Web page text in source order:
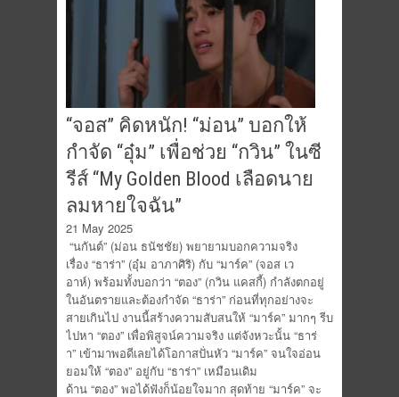
“จอส” คิดหนัก! “ม่อน” บอกให้
กำจัด “อุ๋ม” เพื่อช่วย “กวิน” ในซี
รีส์ “My Golden Blood เลือดนาย
ลมหายใจฉัน”
21 May 2025
“นกันต์” (ม่อน ธนัชชัย) พยายามบอกความจริง
เรื่อง “ธาร่า” (อุ๋ม อาภาศิริ) กับ “มาร์ค” (จอส เว
อาห์) พร้อมทั้งบอกว่า “ตอง” (กวิน แคสกี้) กำลังตกอยู่
ในอันตรายและต้องกำจัด “ธาร่า” ก่อนที่ทุกอย่างจะ
สายเกินไป งานนี้สร้างความสับสนให้ “มาร์ค” มากๆ รีบ
ไปหา “ตอง” เพื่อพิสูจน์ความจริง แต่จังหวะนั้น “ธาร่
า” เข้ามาพอดีเลยได้โอกาสปั่นหัว “มาร์ค” จนใจอ่อน
ยอมให้ “ตอง” อยู่กับ “ธาร่า” เหมือนเดิม
ด้าน “ตอง” พอได้ฟังก็น้อยใจมาก สุดท้าย “มาร์ค” จะ